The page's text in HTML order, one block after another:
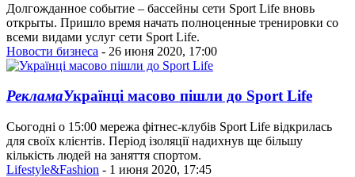
Долгожданное событие – бассейны сети Sport Life вновь
открыты. Пришло время начать полноценные тренировки со
всеми видами услуг сети Sport Life.
Новости бизнеса - 26 июня 2020, 17:00
РекламаУкраїнці масово пішли до Sport Life
Cьогодні о 15:00 мережа фітнес-клубів Sport Life відкрилась
для своїх клієнтів. Період ізоляції надихнув ще більшу
кількість людей на заняття спортом.
Lifestyle&Fashion - 1 июня 2020, 17:45